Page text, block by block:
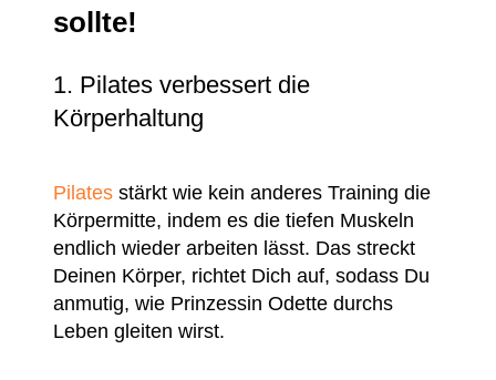
sollte!
1. Pilates verbessert die
Körperhaltung
Pilates stärkt wie kein anderes Training die
Körpermitte, indem es die tiefen Muskeln
endlich wieder arbeiten lässt. Das streckt
Deinen Körper, richtet Dich auf, sodass Du
anmutig, wie Prinzessin Odette durchs
Leben gleiten wirst.